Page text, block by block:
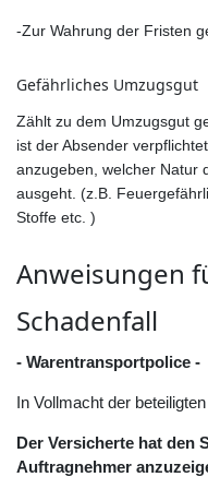
-Zur Wahrung der Fristen
Gefährliches Umzugsgut
Zählt zu dem Umzugsgut
ist der Absender
anzugeben, welcher Natur
ausgeht. (z.B.
Stoffe etc. )
Anweisungen
Schadenfall
- Warentransportpolice -
In Vollmacht der
Der Versicherte hat den
Auftragnehmer